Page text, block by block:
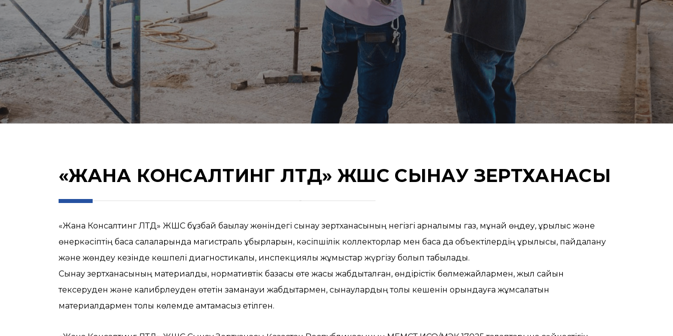
«ЖАНА КОНСАЛТИНГ ЛТД» ЖШС СЫНАУ ЗЕРТХАНАСЫ
«Жана Консалтинг ЛТД» ЖШС бұзбай бақылау жөніндегі сынау зертханасының негізгі арналымы газ, мұнай өңдеу, құрылыс және
өнеркәсіптің басқа салаларында магистраль құбырларын, кәсіпшілік коллекторлар мен басқа да объектілердің құрылысы, пайдалану
және жөндеу кезінде көшпелі диагностикалық, инспекциялық жұмыстар жүргізу болып табылады.
Сынау зертханасының материалдық, нормативтік базасы өте жақсы жабдықталған, өндірістік бөлмежайлармен, жыл сайын
тексеруден және калибрлеуден өтетін заманауи жабдықтармен, сынаулардың толық кешенін орындауға жұмсалатын
материалдармен толық көлемде қамтамасыз етілген.